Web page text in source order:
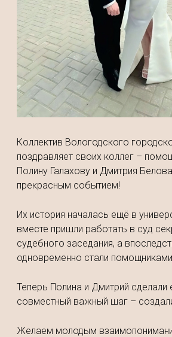
Коллектив Вологодского
поздравляет своих коллег –
Полину Галахову и Дмитрия
прекрасным событием!
Их история началась ещё в
вместе пришли работать в суд
судебного заседания, а
одновременно стали помощниками
Теперь Полина и Дмитрий сделали
совместный важный шаг –
Желаем молодым